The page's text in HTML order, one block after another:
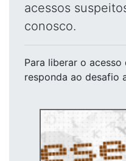
acessos
conosco.
Para liberar o acesso
responda ao desafio